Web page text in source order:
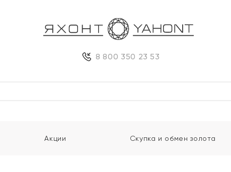
8 800 350 23 53
Акции Скупка и обмен золота